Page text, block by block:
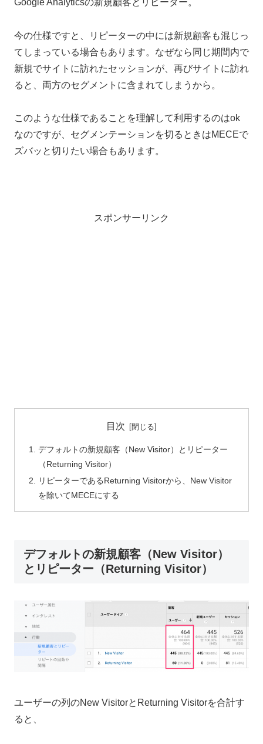
今の仕様ですと、リピーターの中には新規顧客も混じっ
てしまっている場合もあります。なぜなら同じ期間内で
新規でサイトに訪れたセッションが、再びサイトに訪れ
ると、両方のセグメントに含まれてしまうから。
このような仕様であることを理解して利用するのはok
なのですが、セグメンテーションを切るときはMECEで
ズバッと切りたい場合もあります。
スポンサーリンク
目次
デフォルトの新規顧客（New Visitor）とリピーター
（Returning Visitor）
リピーターであるReturning Visitorから、New Visitor
を除いてMECEにする
デフォルトの新規顧客（New Visitor）
とリピーター（Returning Visitor）
ユーザーの列のNew VisitorとReturning Visitorを合計す
ると、